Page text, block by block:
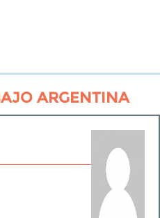
ARGENTINA